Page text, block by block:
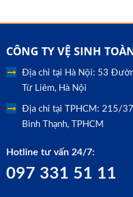
CÔNG TY VỆ SINH
Địa chỉ tại Hà Nội: 53
Từ Liêm, Hà Nội
Địa chỉ tại TPHCM: 215/
Bình Thạnh, TPHCM
Hotline tư vấn 24/7:
097 331 51 11